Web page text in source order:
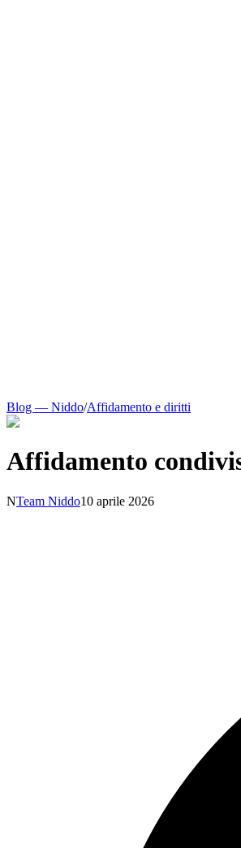
Blog — Niddo/Affidamento e diritti
Affidamento
NTeam Niddo10 aprile 2026